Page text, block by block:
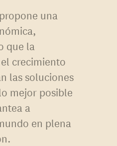
una
que la
crecimiento
las soluciones
mejor posible
a
en plena